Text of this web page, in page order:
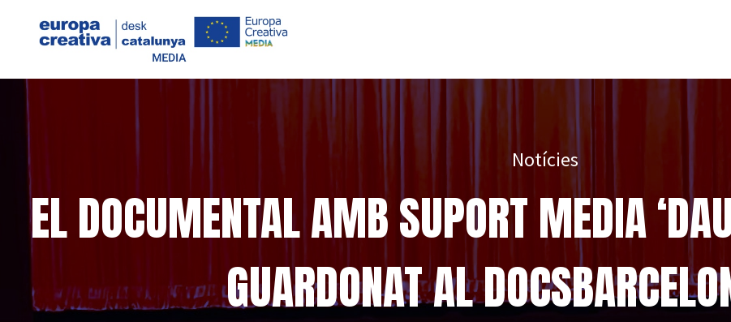
Notícies
EL DOCUMENTAL AMB SUPORT MEDIA
GUARDONAT AL